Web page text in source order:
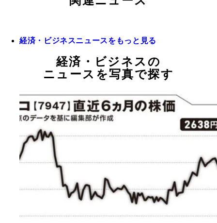
経済・ビジネスニュースをもっと見る
経済・ビジネスの
ニュースを写真で探す